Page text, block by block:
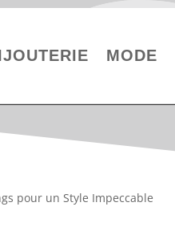
MODE
pour un Style Impeccable